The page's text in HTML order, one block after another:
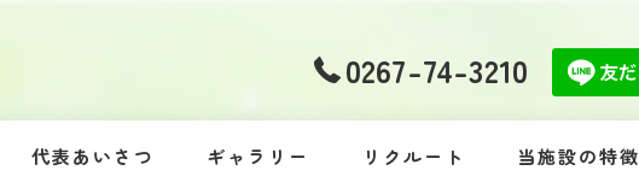
0267-74-3210
代表あいさつ ギャラリー リクルート 当施設の特徴